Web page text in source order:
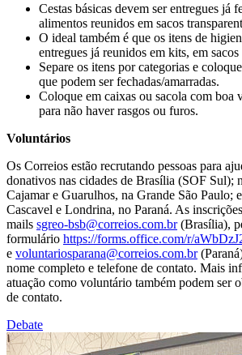
Cestas básicas devem ser entregues já
alimentos reunidos em sacos
O ideal também é que os itens de
entregues já reunidos em kits, em sacos
Separe os itens por categorias e
que podem ser fechadas/amarradas.
Coloque em caixas ou sacola com boa
para não haver rasgos ou furos.
Voluntários
Os Correios estão recrutando pessoas para
donativos nas cidades de Brasília (SOF Sul);
Cajamar e Guarulhos, na Grande São Paulo;
Cascavel e Londrina, no Paraná. As
mails sgreo-bsb@correios.com.br(Brasília),
formulário https://forms.office.com/r/
e voluntariosparana@correios.com.br
nome completo e telefone de contato. Mais
atuação como voluntário também podem ser
de contato.
Debate